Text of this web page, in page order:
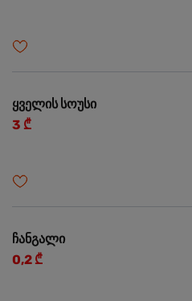
ყველის სოუსი
3 ₾
ჩანგალი
0,2 ₾